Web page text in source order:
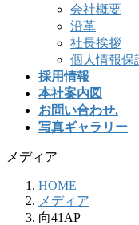
会社概要
沿革
社長挨拶
個人情報保
採用情報
本社案内図
お問い合わせ.
写真ギャラリー
メディア
HOME
メディア
向41AP